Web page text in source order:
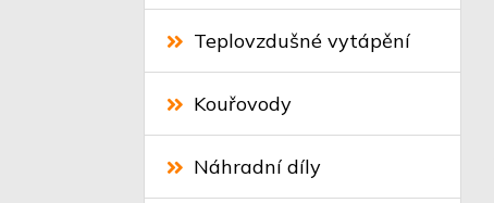
Teplovzdušné vytápění
Kouřovody
Náhradní díly